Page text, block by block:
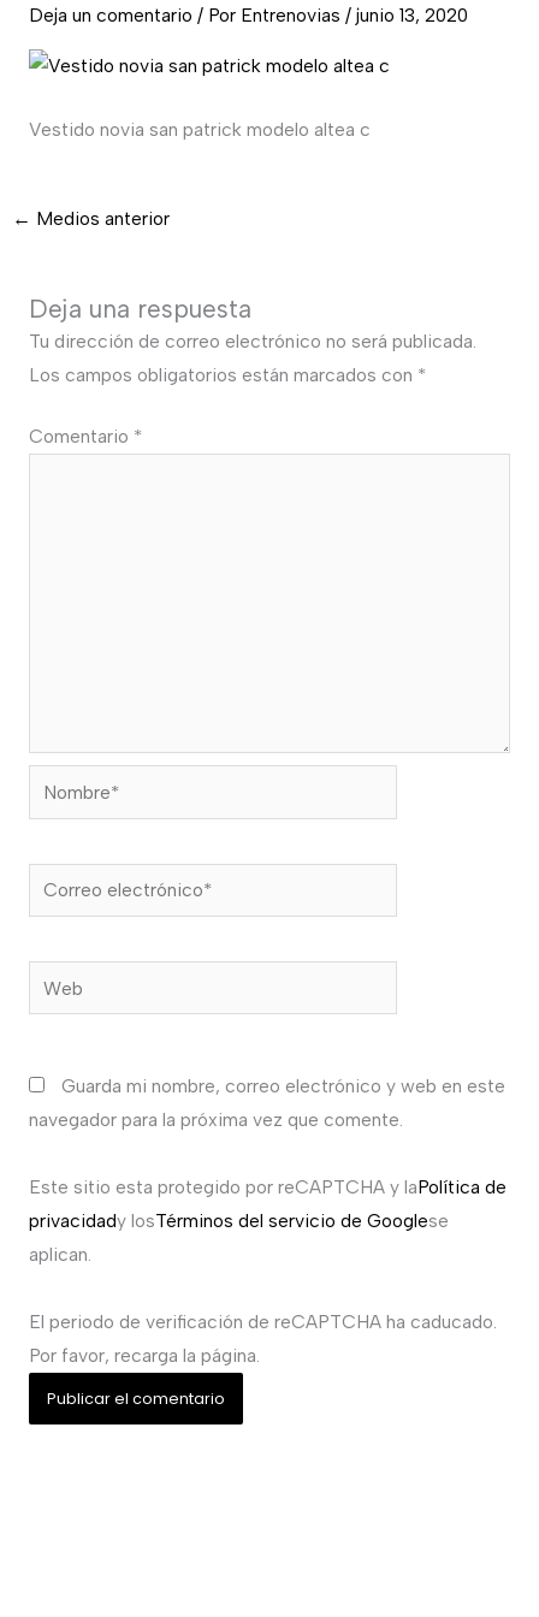
Deja un comentario / Por Entrenovias / junio 13, 2020
Vestido novia san patrick modelo altea c
← Medios anterior
Deja una respuesta
Tu dirección de correo electrónico no será publicada.
Los campos obligatorios están marcados con *
Comentario *
Nombre*
Correo
electrónico*
Web
Guarda mi nombre, correo electrónico y web en este
navegador para la próxima vez que comente.
Este sitio esta protegido por reCAPTCHA y laPolítica de
privacidady losTérminos del servicio de Googlese
aplican.
El periodo de verificación de reCAPTCHA ha caducado.
Por favor, recarga la página.